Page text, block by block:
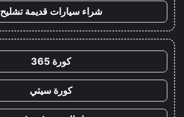
شراء سيارات قديمة تشليح
كورة 365
كورة سيتي